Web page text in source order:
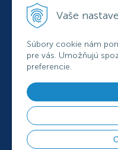
Vaše
Súbory cookie nám
pre vás. Umožňujú
preferencie.
STAVEBNÉ ÚPRAVY